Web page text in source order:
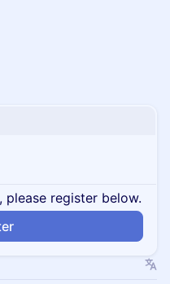
please register below.